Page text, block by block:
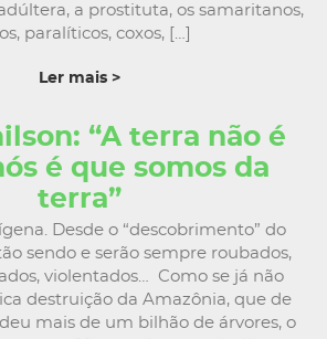
a prostituta, os samaritanos,
paralíticos, coxos, […]
Ler mais >
“A terra não é
é que somos da
terra”
Desde o “descobrimento” do
sendo e serão sempre roubados,
violentados… Como se já não
destruição da Amazônia, que de
mais de um bilhão de árvores, o